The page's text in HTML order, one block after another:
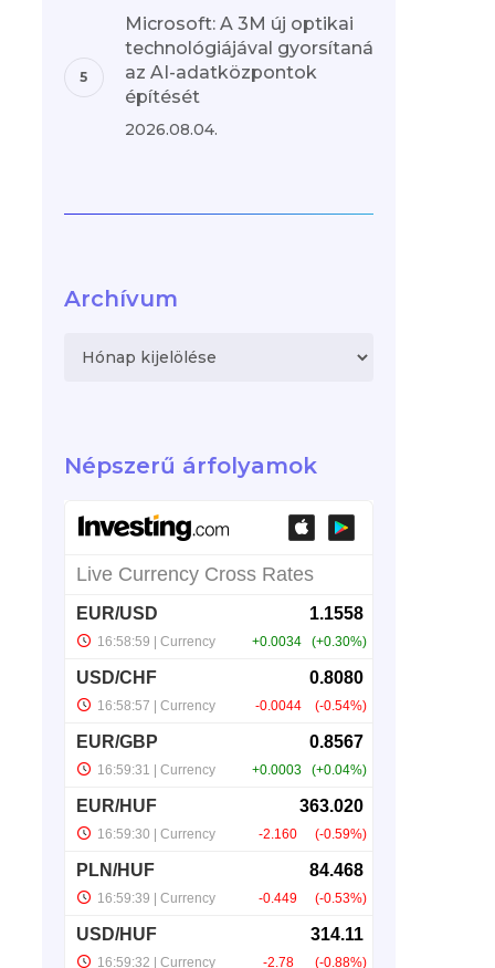
Microsoft: A 3M új optikai
technológiájával gyorsítaná
az AI-adatközpontok
építését
2026.08.04.
Archívum
Népszerű árfolyamok